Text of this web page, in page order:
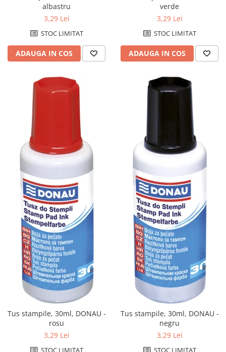
Tonere compatibile Konica-
Tonere compatibile Lexmark
Tonere compatibile Xerox
Tehnica de birou - IT&C
Accesorii indosariere si laminare
Aparate de indosariat
Aparate de laminat
Baterii
Calculatoare de birou
Carduri de memorie
CD-uri
Distrugatoare de documente
DVD-uri
Ghilotine
Memorie USB
Mouse si mousepad
Produse curatare IT
Trimmere
Echipamente de protectie
Imbracaminte
albastru
3,29 Lei
STOC LIMITAT
ADAUGA IN COS
verde
3,29 Lei
STOC LIMITAT
ADAUGA IN COS
Tus stampile, 30ml, DONAU -
rosu
3,29 Lei
STOC LIMITAT
Tus stampile, 30ml, DONAU -
negru
3,29 Lei
STOC LIMITAT